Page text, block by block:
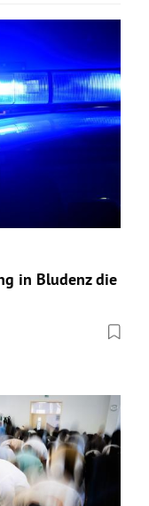
in Bludenz die